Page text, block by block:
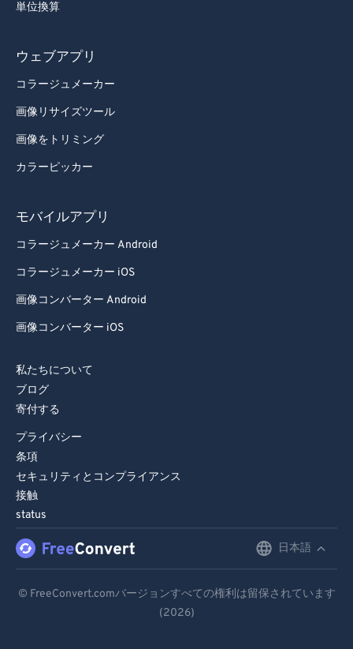
単位換算
ウェブアプリ
コラージュメーカー
画像リサイズツール
画像をトリミング
カラーピッカー
モバイルアプリ
コラージュメーカー Android
コラージュメーカー iOS
画像コンバーター Android
画像コンバーター iOS
私たちについて
ブログ
寄付する
プライバシー
条項
セキュリティとコンプライアンス
接触
status
日本語
Español
© FreeConvert.comバージョンすべての権利は留保されています
(2026)